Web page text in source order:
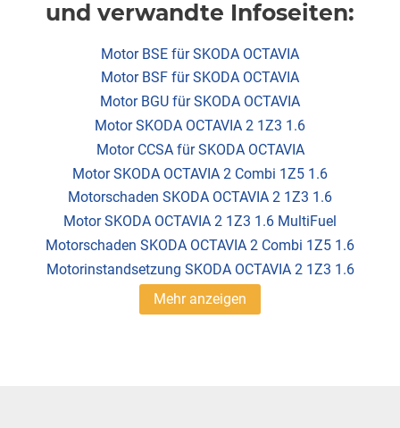
und verwandte Infoseiten:
Motor BSE für SKODA OCTAVIA
Motor BSF für SKODA OCTAVIA
Motor BGU für SKODA OCTAVIA
Motor SKODA OCTAVIA 2 1Z3 1.6
Motor CCSA für SKODA OCTAVIA
Motor SKODA OCTAVIA 2 Combi 1Z5 1.6
Motorschaden SKODA OCTAVIA 2 1Z3 1.6
Motor SKODA OCTAVIA 2 1Z3 1.6 MultiFuel
Motorschaden SKODA OCTAVIA 2 Combi 1Z5 1.6
Motorinstandsetzung SKODA OCTAVIA 2 1Z3 1.6
Mehr anzeigen